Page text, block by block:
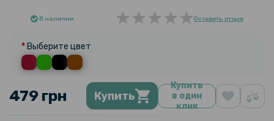
В наличии Оставить отзыв
Выберите цвет
479 грн Купить
Купить
в один
клик